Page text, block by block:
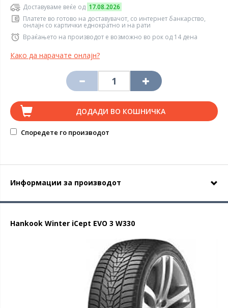
Доставуваме веќе од 17.08.2026
Платете во готово на доставувачот, со интернет банкарство,
онлајн со картички еднократно и на рати
Враќањето на производот е возможно во рок од 14 дена
Како да нарачате онлајн?
ДОДАДИ ВО КОШНИЧКА
Споредете го производот
Информации за производот
Hankook Winter iCept EVO 3 W330